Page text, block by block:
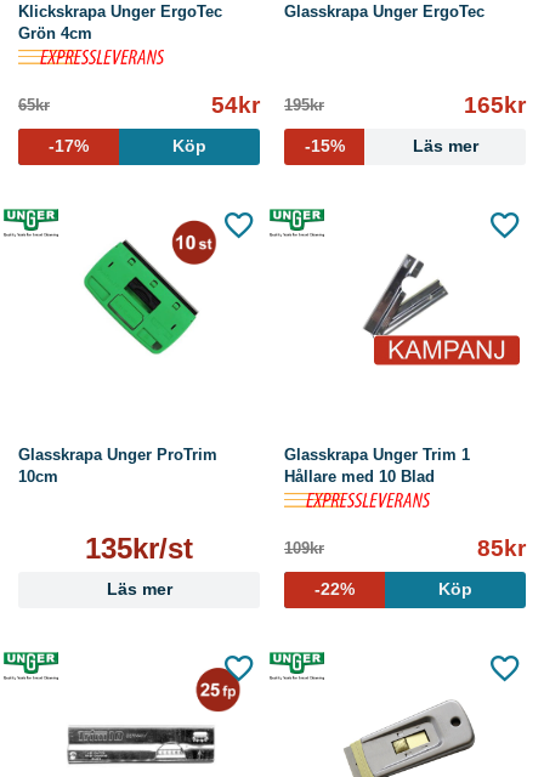
Klickskrapa Unger ErgoTec
Grön 4cm
65kr 54kr
-17% Köp
Glasskrapa Unger ErgoTec
195kr 165kr
-15% Läs mer
Glasskrapa Unger ProTrim
10cm
135kr/st
Läs mer
Glasskrapa Unger Trim 1
Hållare med 10 Blad
109kr 85kr
-22% Köp